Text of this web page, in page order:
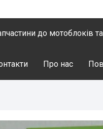
до мотоблоків
Про нас